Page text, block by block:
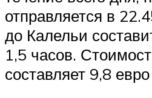
отправляется в
до Калельи
1,5 часов.
составляет 9,8